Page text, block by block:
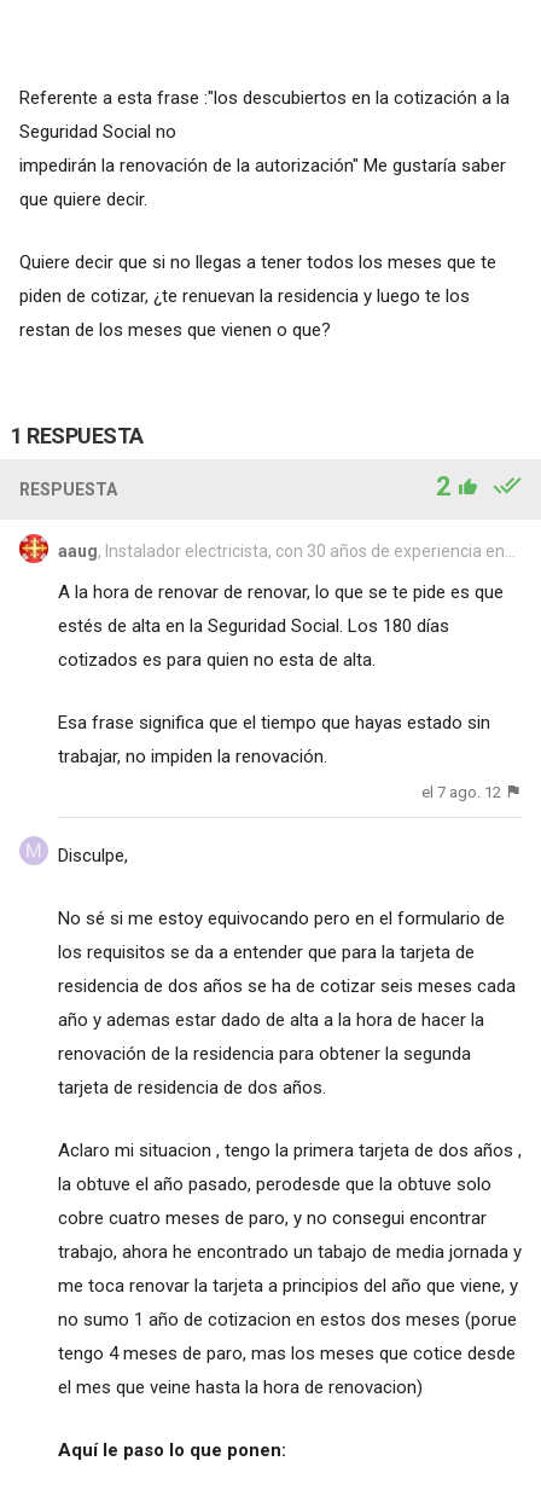
Referente a esta frase :"los descubiertos en la cotización a la
Seguridad Social no
impedirán la renovación de la autorización" Me gustaría saber
que quiere decir.
Quiere decir que si no llegas a tener todos los meses que te
piden de cotizar, ¿te renuevan la residencia y luego te los
restan de los meses que vienen o que?
1 RESPUESTA
RESPUESTA 2
aaug, Instalador electricista, con 30 años de experiencia en...
A la hora de renovar de renovar, lo que se te pide es que
estés de alta en la Seguridad Social. Los 180 días
cotizados es para quien no esta de alta.
Esa frase significa que el tiempo que hayas estado sin
trabajar, no impiden la renovación.
el 7 ago. 12
Disculpe,
No sé si me estoy equivocando pero en el formulario de
los requisitos se da a entender que para la tarjeta de
residencia de dos años se ha de cotizar seis meses cada
año y ademas estar dado de alta a la hora de hacer la
renovación de la residencia para obtener la segunda
tarjeta de residencia de dos años.
Aclaro mi situacion , tengo la primera tarjeta de dos años ,
la obtuve el año pasado, perodesde que la obtuve solo
cobre cuatro meses de paro, y no consegui encontrar
trabajo, ahora he encontrado un tabajo de media jornada y
me toca renovar la tarjeta a principios del año que viene, y
no sumo 1 año de cotizacion en estos dos meses (porue
tengo 4 meses de paro, mas los meses que cotice desde
el mes que veine hasta la hora de renovacion)
Aquí le paso lo que ponen: